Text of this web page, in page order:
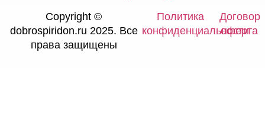
Copyright ©
dobrospiridon.ru 2025. Все
права защищены
Политика
конфиденциальности
Договор
оферта